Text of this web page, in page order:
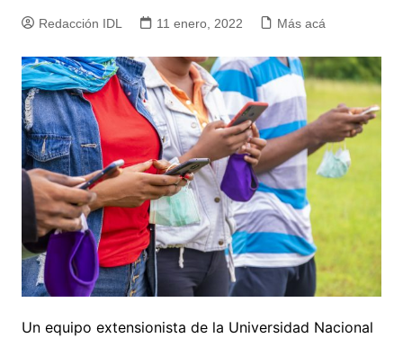
Redacción IDL 11 enero, 2022 Más acá
Un equipo extensionista de la Universidad Nacional